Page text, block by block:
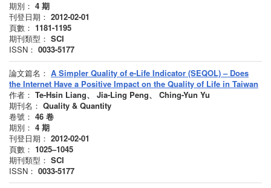
期別： 4 期
刊登日期： 2012-02-01
頁數： 1181-1195
期刊類型： SCI
ISSN： 0033-5177
論文篇名： A Simpler Quality of e-Life Indicator (SEQOL) – Does
the Internet Have a Positive Impact on the Quality of Life in Taiwan
作者： Te-Hsin Liang、 Jia-Ling Peng、 Ching-Yun Yu
期刊名： Quality & Quantity
卷號： 46 卷
期別： 4 期
刊登日期： 2012-02-01
頁數： 1025–1045
期刊類型： SCI
ISSN： 0033-5177